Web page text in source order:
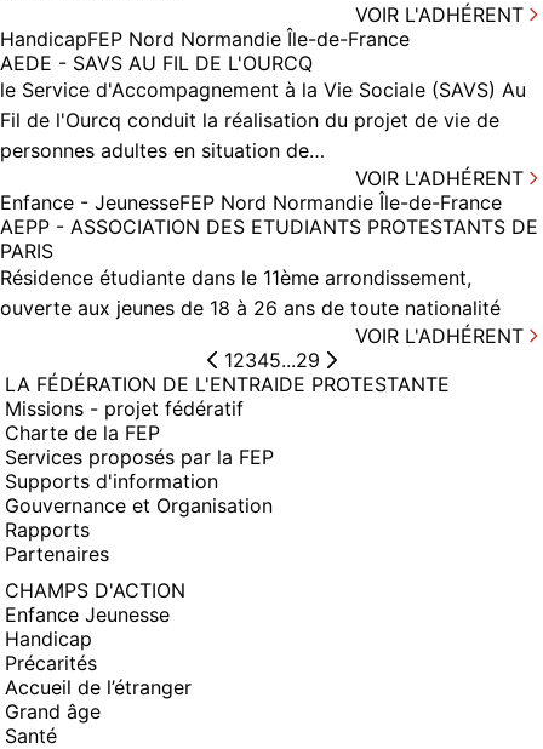
VOIR L'ADHÉRENT
HandicapFEP Nord Normandie Île-de-France
AEDE - SAVS AU FIL DE L'OURCQ
le Service d'Accompagnement à la Vie Sociale (SAVS) Au
Fil de l'Ourcq conduit la réalisation du projet de vie de
personnes adultes en situation de…
VOIR L'ADHÉRENT
Enfance - JeunesseFEP Nord Normandie Île-de-France
AEPP - ASSOCIATION DES ETUDIANTS PROTESTANTS DE
PARIS
Résidence étudiante dans le 11ème arrondissement,
ouverte aux jeunes de 18 à 26 ans de toute nationalité
VOIR L'ADHÉRENT
12345...29
LA FÉDÉRATION DE L'ENTRAIDE PROTESTANTE
Missions - projet fédératif
Charte de la FEP
Services proposés par la FEP
Supports d'information
Gouvernance et Organisation
Rapports
Partenaires
CHAMPS D'ACTION
Enfance Jeunesse
Handicap
Précarités
Accueil de l’étranger
Grand âge
Santé